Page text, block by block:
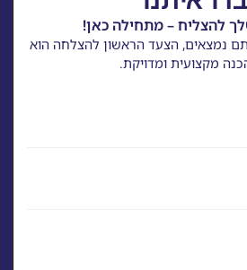
– מתחילה כאן!
הצעד הראשון להצלחה הוא
מקצועית ומדויקת.